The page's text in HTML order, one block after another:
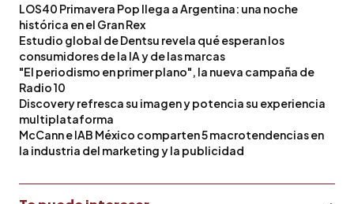
LOS40 Primavera Pop llega a Argentina: una noche
histórica en el Gran Rex
Estudio global de Dentsu revela qué esperan los
consumidores de la IA y de las marcas
"El periodismo en primer plano", la nueva campaña de
Radio 10
Discovery refresca su imagen y potencia su experiencia
multiplataforma
McCann e IAB México comparten 5 macrotendencias en
la industria del marketing y la publicidad